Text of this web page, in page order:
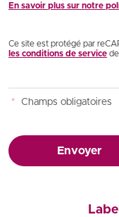
En savoir plus sur notre
Ce site est protégé par
les conditions de service
* Champs obligatoires
Envoyer